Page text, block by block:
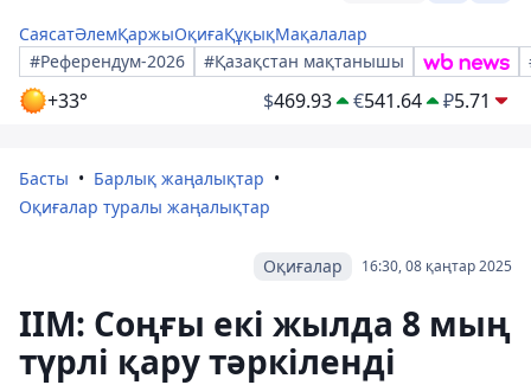
СаясатӘлемҚаржыОқиғаҚұқықМақалалар
#Референдум-2026
#Қазақстан мақтанышы
+33° $469.93 €541.64 ₽5.71
Басты
Барлық жаңалықтар
Оқиғалар туралы жаңалықтар
16:30, 08 қаңтар 2025
Оқиғалар
ІІМ: Соңғы екі жылда 8 мың
түрлі қару тәркіленді